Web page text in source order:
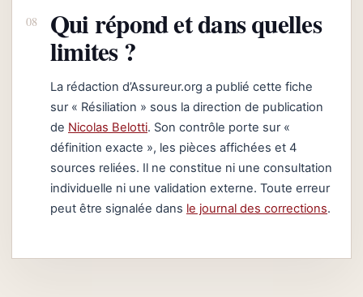
Qui répond et dans quelles
limites ?
La rédaction d’Assureur.org a publié cette fiche
sur « Résiliation » sous la direction de publication
de Nicolas Belotti. Son contrôle porte sur «
définition exacte », les pièces affichées et 4
sources reliées. Il ne constitue ni une consultation
individuelle ni une validation externe. Toute erreur
peut être signalée dans le journal des corrections.